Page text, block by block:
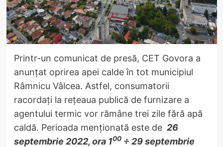
​Printr-un comunicat de presă, CET Govora a
anunțat oprirea apei calde în tot municipiul
Râmnicu Vâlcea. Astfel, consumatorii
racordați la rețeaua publică de furnizare a
agentului termic vor rămâne trei zile fără apă
caldă. Perioada menționată este de 26
septembrie 2022, ora 100÷ 29 septembrie